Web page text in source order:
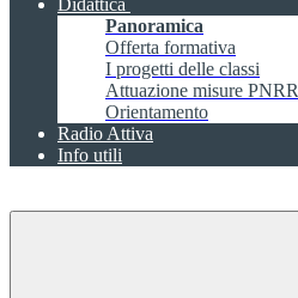
Didattica
Panoramica
Offerta formativa
I progetti delle classi
Attuazione misure PNRR
Orientamento
Radio Attiva
Info utili